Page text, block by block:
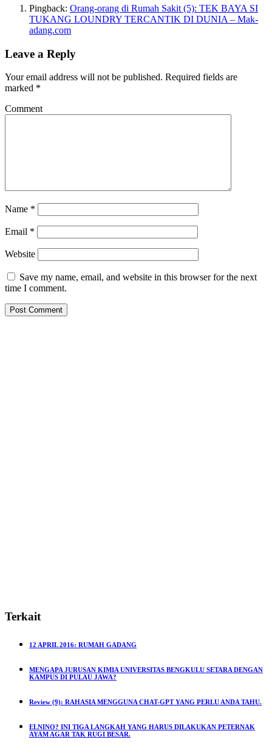
Pingback: Orang-orang di Rumah Sakit (5): TEK BAYA SI
TUKANG LOUNDRY TERCANTIK DI DUNIA – Mak-
adang.com
Leave a Reply
Your email address will not be published. Required fields are
marked *
Comment
Name *
Email *
Website
Save my name, email, and website in this browser for the next
time I comment.
Terkait
12 APRIL 2016: RUMAH GADANG
MENGAPA JURUSAN KIMIA UNIVERSITAS BENGKULU SETARA DENGAN
KAMPUS DI PULAU JAWA?
Review (9): RAHASIA MENGGUNA CHAT-GPT YANG PERLU ANDA TAHU.
ELNINO? INI TIGA LANGKAH YANG HARUS DILAKUKAN PETERNAK
AYAM AGAR TAK RUGI BESAR.